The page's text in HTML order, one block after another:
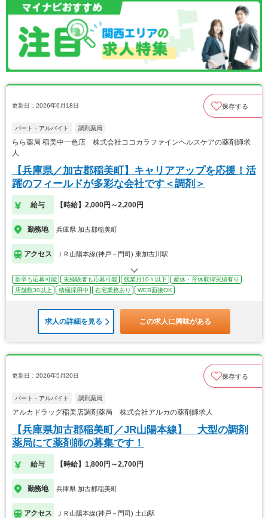
更新日：2026年6月18日 保存する
パート・アルバイト 調剤薬局
らら薬局 稲美中一色店 株式会社ココカラファインヘルスケアの薬剤師求
人
【兵庫県／加古郡稲美町】キャリアアップを応援！活
躍のフィールドが多彩な会社です＜調剤＞
給与 【時給】2,000円～2,200円
勤務地 兵庫県 加古郡稲美町
アクセス ＪＲ山陽本線(神戸－門司) 東加古川駅
新卒も応募可能 未経験者も応募可能 残業月10ｈ以下
産休・育休取得実績有り
店舗数30以上
積極採用中 在宅業務あり WEB面接OK
求人の詳細を見る この求人に興味がある
更新日：2026年5月20日 保存する
パート・アルバイト 調剤薬局
アルカドラッグ稲美店調剤薬局 株式会社アルカの薬剤師求人
【兵庫県加古郡稲美町／JR山陽本線】 大型の調剤
薬局にて薬剤師の募集です！
給与 【時給】1,800円～2,700円
勤務地 兵庫県 加古郡稲美町
アクセス ＪＲ山陽本線(神戸－門司) 土山駅